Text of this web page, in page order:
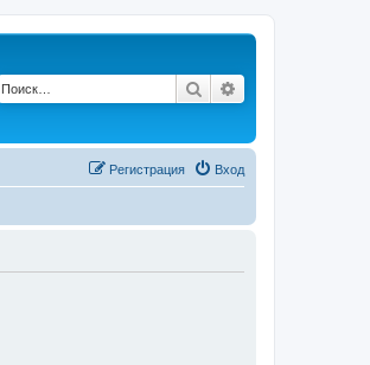
Поиск
Вход
Регистрация